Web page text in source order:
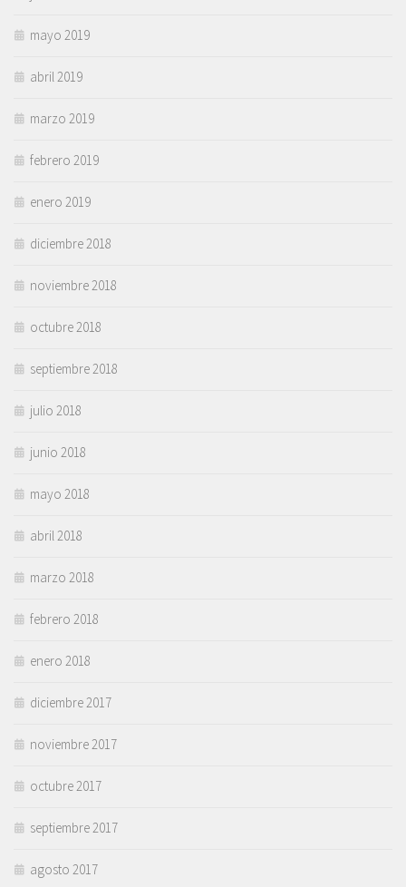
mayo 2019
abril 2019
marzo 2019
febrero 2019
enero 2019
diciembre 2018
noviembre 2018
octubre 2018
septiembre 2018
julio 2018
junio 2018
mayo 2018
abril 2018
marzo 2018
febrero 2018
enero 2018
diciembre 2017
noviembre 2017
octubre 2017
septiembre 2017
agosto 2017